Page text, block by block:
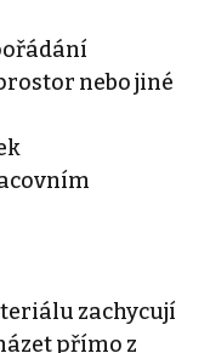
nebo jiné
zachycují
přímo z